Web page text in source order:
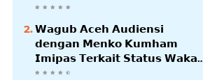
𝗪𝗮𝗴𝘂𝗯 𝗔𝗰𝗲𝗵 𝗔𝘂𝗱𝗶𝗲𝗻𝘀𝗶
𝗱𝗲𝗻𝗴𝗮𝗻 𝗠𝗲𝗻𝗸𝗼 𝗞𝘂𝗺𝗵𝗮𝗺
𝗜𝗺𝗶𝗽𝗮𝘀 𝗧𝗲𝗿𝗸𝗮𝗶𝘁 𝗦𝘁𝗮𝘁𝘂𝘀 𝗪𝗮𝗸𝗮𝗳
𝗕𝗹𝗮𝗻𝗴𝗽𝗮𝗱𝗮𝗻𝗴